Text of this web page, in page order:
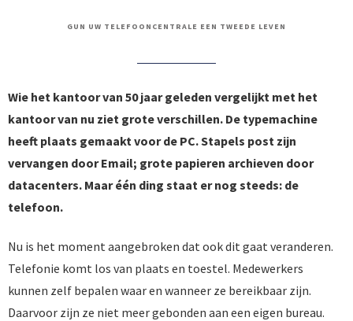
GUN UW TELEFOONCENTRALE EEN TWEEDE LEVEN
Wie het kantoor van 50 jaar geleden vergelijkt met het
kantoor van nu ziet grote verschillen. De typemachine
heeft plaats gemaakt voor de PC. Stapels post zijn
vervangen door Email; grote papieren archieven door
datacenters. Maar één ding staat er nog steeds: de
telefoon.
Nu is het moment aangebroken dat ook dit gaat veranderen.
Telefonie komt los van plaats en toestel. Medewerkers
kunnen zelf bepalen waar en wanneer ze bereikbaar zijn.
Daarvoor zijn ze niet meer gebonden aan een eigen bureau.